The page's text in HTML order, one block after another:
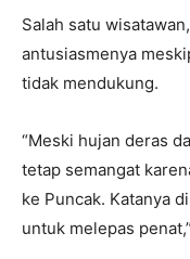
Salah satu
antusiasmenya
tidak mendukung.
“Meski hujan deras
tetap semangat
ke Puncak. Katanya
untuk melepas